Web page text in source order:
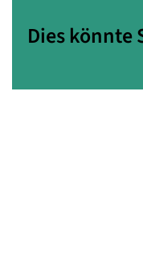
Dies könnte